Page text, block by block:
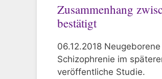
Zusammenhang
bestätigt
06.12.2018
Schizophrenie im
veröffentliche Studie.